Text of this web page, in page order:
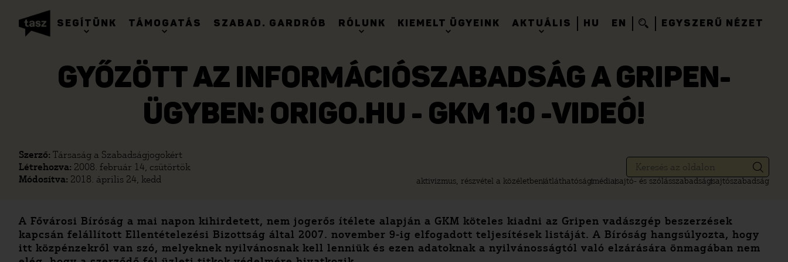
SEGÍTÜNK TÁMOGATÁS SZABAD. GARDRÓB RÓLUNK KIEMELT ÜGYEINK AKTUÁLIS HU EN EGYSZERŰ NÉZET
GYŐZÖTT AZ INFORMÁCIÓSZABADSÁG A GRIPEN-
ÜGYBEN: ORIGO.HU - GKM 1:0 -VIDEÓ!
Szerző: Társaság a Szabadságjogokért
Létrehozva: 2008. február 14, csütörtök
Módosítva: 2018. április 24, kedd aktivizmus, részvétel a közéletbenátláthatóságmédiasajtó- és szólásszabadságsajtószabadság
A Fővárosi Bíróság a mai napon kihirdetett, nem jogerős ítélete alapján a GKM köteles kiadni az Gripen vadászgép beszerzések
kapcsán felállított Ellentételezési Bizottság által 2007. november 9-ig elfogadott teljesítések listáját. A Bíróság hangsúlyozta, hogy
itt közpénzekről van szó, melyeknek nyilvánosnak kell lenniük és ezen adatoknak a nyilvánosságtól való elzárására önmagában nem